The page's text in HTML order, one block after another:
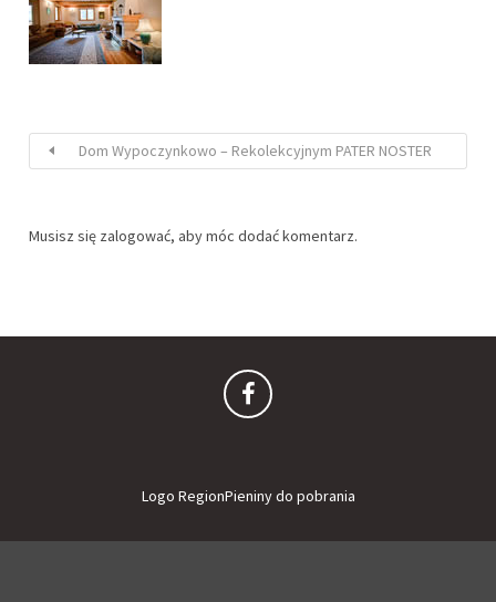
Dom Wypoczynkowo – Rekolekcyjnym PATER NOSTER
Musisz się zalogować, aby móc dodać komentarz.
Logo RegionPieniny do pobrania